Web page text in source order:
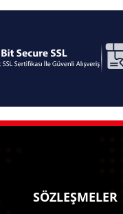
SÖZLEŞMELER